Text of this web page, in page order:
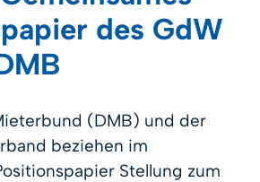
des GdW
(DMB) und der
beziehen im
Stellung zum